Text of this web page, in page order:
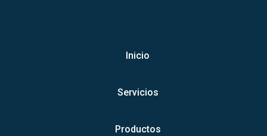
Inicio
Servicios
Productos